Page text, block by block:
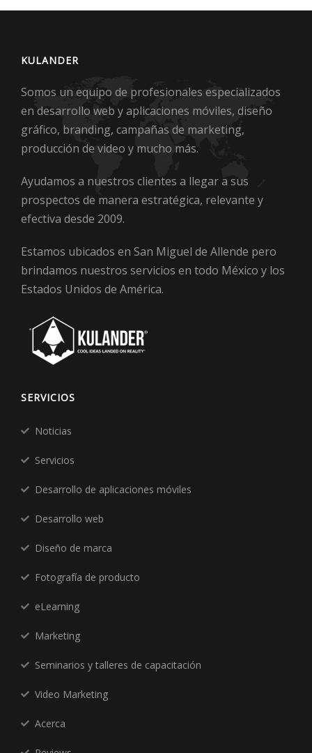
KULANDER
Somos un equipo de profesionales especializados
en desarrollo web y aplicaciones móviles, diseño
gráfico, branding, campañas de marketing,
producción de video y mucho más.
Ayudamos a nuestros clientes a llegar a sus
prospectos de manera estratégica, relevante y
efectiva desde 2009.
Estamos ubicados en San Miguel de Allende pero
brindamos nuestros servicios en todo México y los
Estados Unidos de América.
SERVICIOS
Noticias
Servicios
Desarrollo de aplicaciones móviles
Desarrollo web
Diseño de marca
Fotografía de producto
eLearning
Marketing
Seminarios y talleres de capacitación
Video Marketing
Acerca